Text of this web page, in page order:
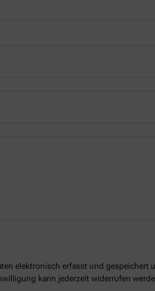
elektronisch erfasst und
kann jederzeit widerrufen